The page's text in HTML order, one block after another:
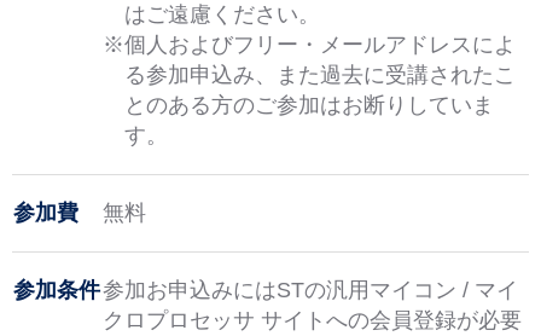
はご遠慮ください。
※個人およびフリー・メールアドレスによ
る参加申込み、また過去に受講されたこ
とのある方のご参加はお断りしていま
す。
参加費 無料
参加条件参加お申込みにはSTの汎用マイコン / マイ
クロプロセッサ サイトへの会員登録が必要